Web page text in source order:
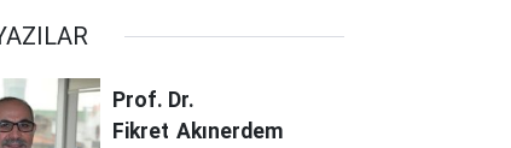
Prof. Dr.
Fikret Akınerdem